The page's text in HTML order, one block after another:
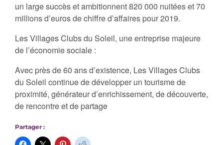
un large succès et ambitionnent 820 000 nuitées et 70
millions d’euros de chiffre d’affaires pour 2019.
Les Villages Clubs du Soleil, une entreprise majeure
de l’économie sociale :
Avec près de 60 ans d’existence, Les Villages Clubs
du Soleil continue de développer un tourisme de
proximité, générateur d’enrichissement, de découverte,
de rencontre et de partage
Partager :